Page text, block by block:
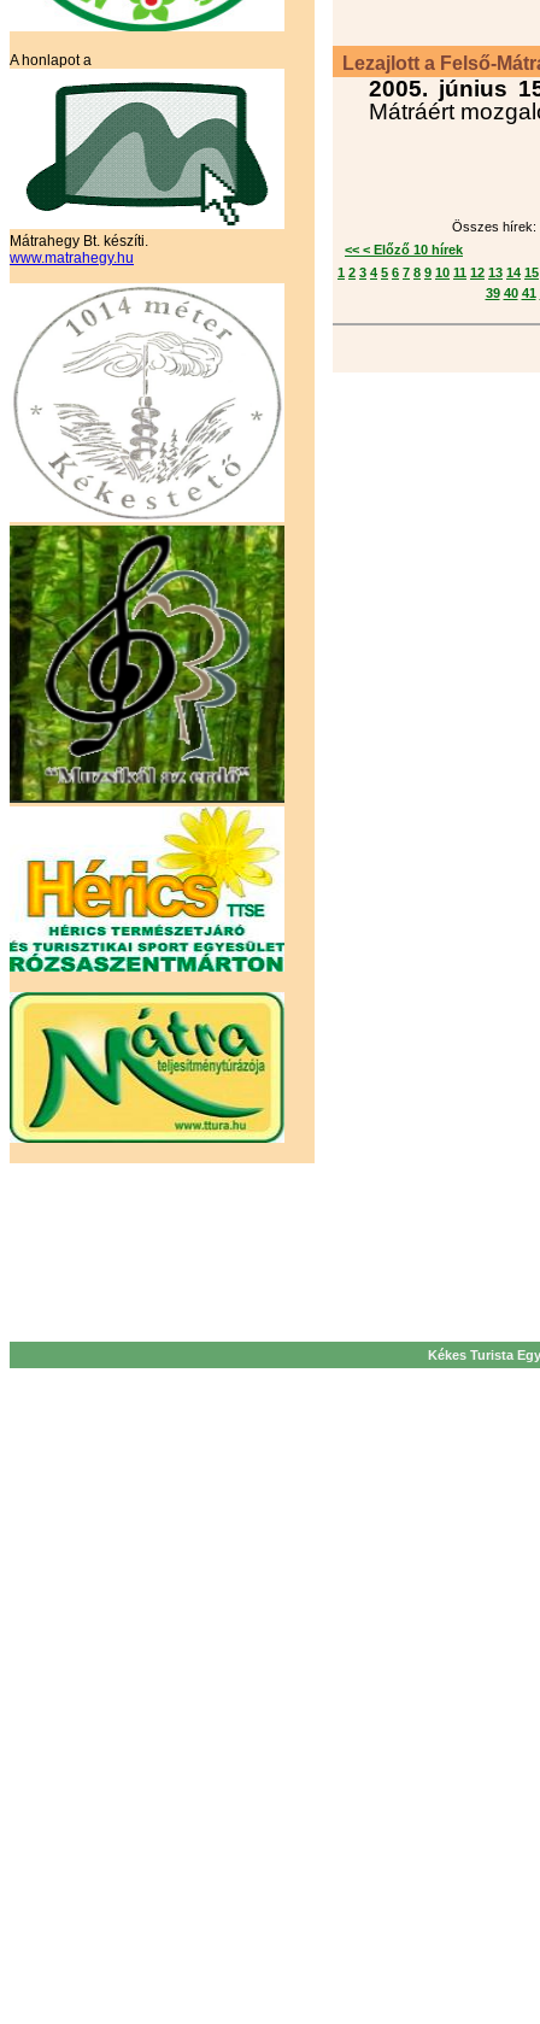
A honlapot a
Mátrahegy Bt. készíti.
www.matrahegy.hu
Lezajlott a Felső-
2005. június
Mátráért
Összes hírek:
<< < Előző 10 hírek
1 2 3 4 5 6 7 8 9 10 11 12 13 14 15
39 40 41
Kékes Turista